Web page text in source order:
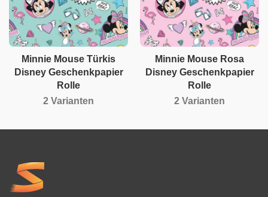
Minnie Mouse Türkis
Disney Geschenkpapier
Rolle
2 Varianten
Minnie Mouse Rosa
Disney Geschenkpapier
Rolle
2 Varianten